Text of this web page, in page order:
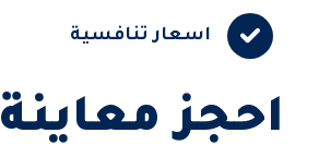
اسعار تنافسية
احجز معاينة